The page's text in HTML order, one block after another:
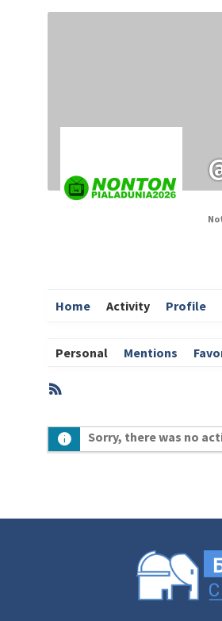
Home Activity Profile
Personal Mentions
Activities
RSS
Sorry, there was no